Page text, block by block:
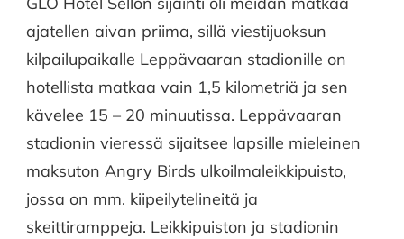
ajatellen aivan priima, sillä viestijuoksun
kilpailupaikalle Leppävaaran stadionille on
hotellista matkaa vain 1,5 kilometriä ja sen
kävelee 15 – 20 minuutissa. Leppävaaran
stadionin vieressä sijaitsee lapsille mieleinen
maksuton Angry Birds ulkoilmaleikkipuisto,
jossa on mm. kiipeilytelineitä ja
skeittiramppeja. Leikkipuiston ja stadionin